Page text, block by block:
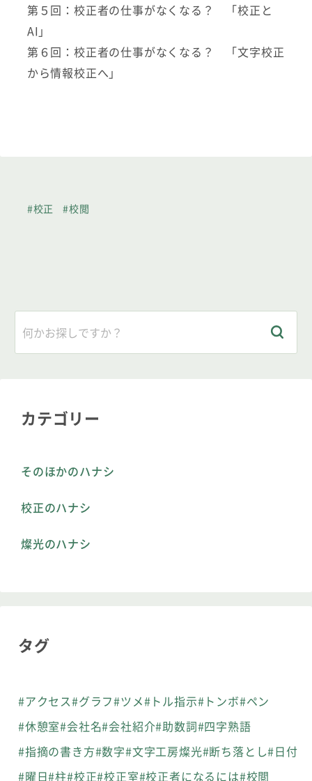
第５回：校正者の仕事がなくなる？ 「校正と
AI」
第６回：校正者の仕事がなくなる？ 「文字校正
から情報校正へ」
#校正 #校閲
カテゴリー
そのほかのハナシ
校正のハナシ
燦光のハナシ
タグ
#アクセス#グラフ#ツメ#トル指示#トンボ#ペン
#休憩室#会社名#会社紹介#助数詞#四字熟語
#指摘の書き方#数字#文字工房燦光#断ち落とし#日付
#曜日#柱#校正#校正室#校正者になるには#校閲